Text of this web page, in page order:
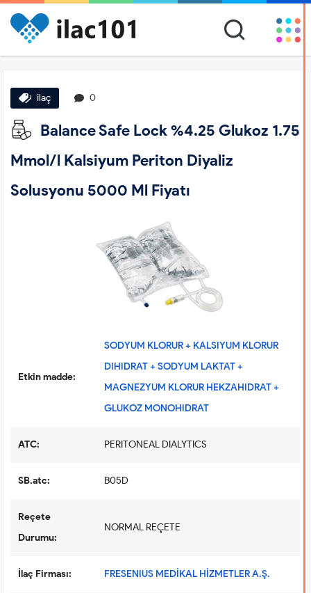
ilaç 0
Balance Safe Lock %4.25 Glukoz 1.75
Mmol/l Kalsiyum Periton Diyaliz
Solusyonu 5000 Ml Fiyatı
Etkin madde:
SODYUM KLORUR + KALSIYUM KLORUR
DIHIDRAT + SODYUM LAKTAT +
MAGNEZYUM KLORUR HEKZAHIDRAT +
GLUKOZ MONOHIDRAT
ATC: PERITONEAL DIALYTICS
SB.atc: B05D
Reçete
Durumu:
NORMAL REÇETE
İlaç Firması: FRESENIUS MEDİKAL HİZMETLER A.Ş.